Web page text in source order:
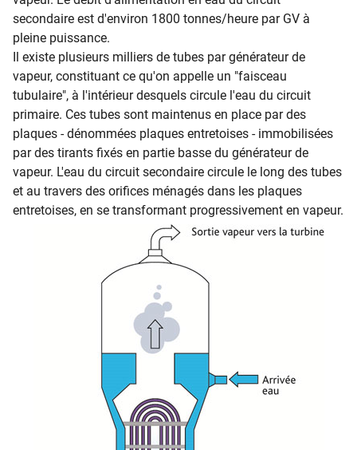
secondaire est d'environ 1800 tonnes/heure par GV à
pleine puissance.
Il existe plusieurs milliers de tubes par générateur de
vapeur, constituant ce qu'on appelle un "faisceau
tubulaire", à l'intérieur desquels circule l'eau du circuit
primaire. Ces tubes sont maintenus en place par des
plaques - dénommées plaques entretoises - immobilisées
par des tirants fixés en partie basse du générateur de
vapeur. L'eau du circuit secondaire circule le long des tubes
et au travers des orifices ménagés dans les plaques
entretoises, en se transformant progressivement en vapeur.